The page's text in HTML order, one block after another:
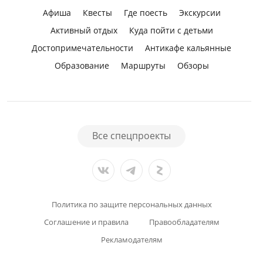
Афиша Квесты Где поесть
Экскурсии
Активный отдых
Куда пойти с детьми
Достопримечательности
Антикафе кальянные
Образование
Маршруты Обзоры
Все спецпроекты
Политика по защите персональных данных
Соглашение и правила
Правообладателям
Рекламодателям